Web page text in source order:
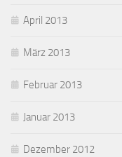
April 2013
März 2013
Februar 2013
Januar 2013
Dezember 2012